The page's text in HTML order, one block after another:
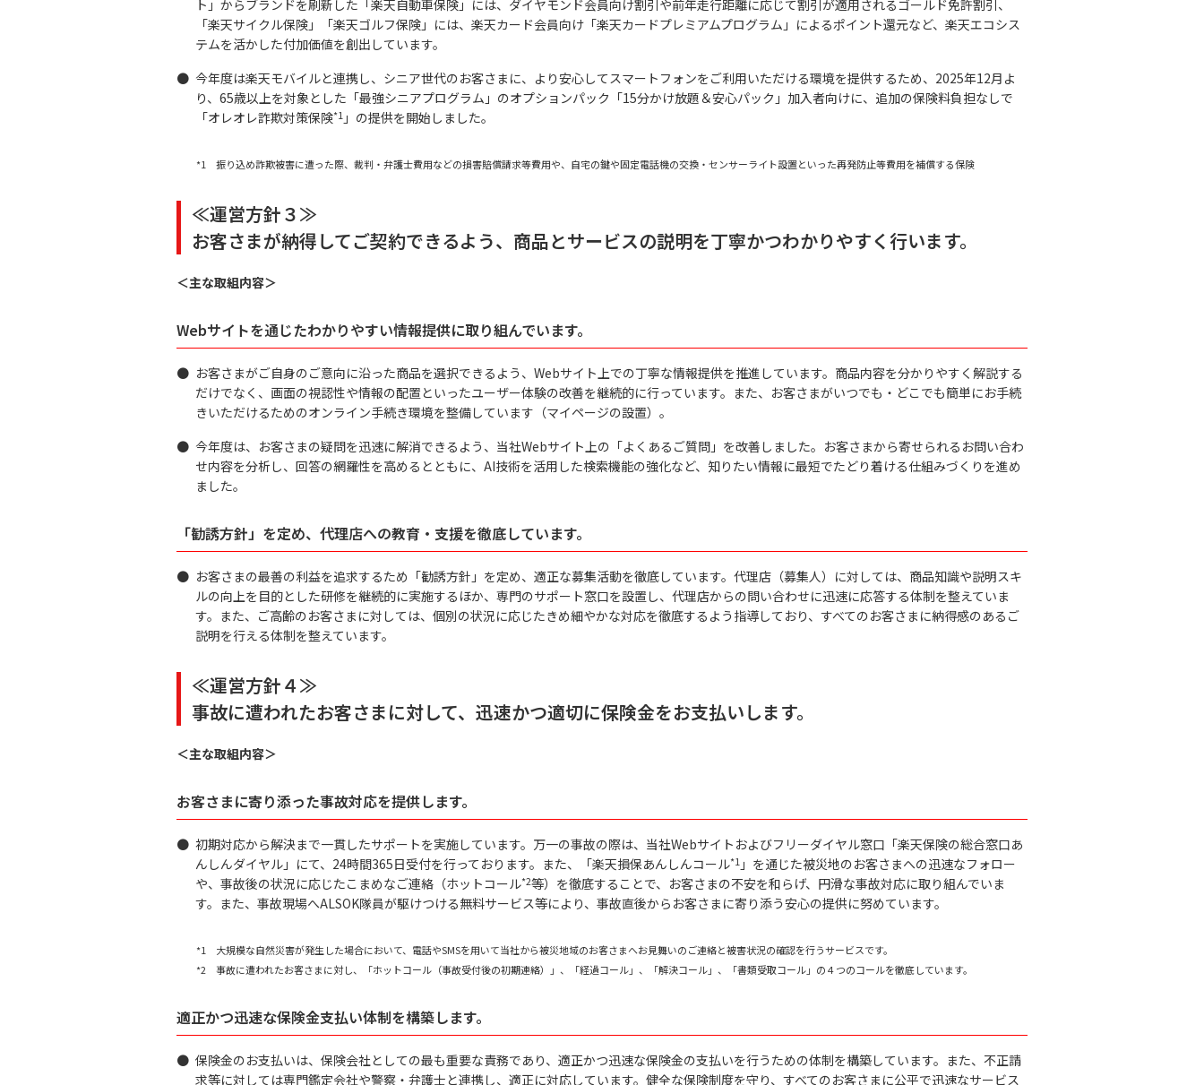
ト」からブランドを刷新した「楽天自動車保険」には、ダイヤモンド会員向け割引や前年走行距離に応じて割引が適用されるゴールド免許割引、
「楽天サイクル保険」「楽天ゴルフ保険」には、楽天カード会員向け「楽天カードプレミアムプログラム」によるポイント還元など、楽天エコシス
テムを活かした付加価値を創出しています。
● 今年度は楽天モバイルと連携し、シニア世代のお客さまに、より安心してスマートフォンをご利用いただける環境を提供するため、2025年12月よ
り、65歳以上を対象とした「最強シニアプログラム」のオプションパック「15分かけ放題＆安心パック」加入者向けに、追加の保険料負担なしで
「オレオレ詐欺対策保険*1 」の提供を開始しました。
*1 振り込め詐欺被害に遭った際、裁判・弁護士費用などの損害賠償請求等費用や、自宅の鍵や固定電話機の交換・センサーライト設置といった再発防止等費用を補償する保険
≪運営方針３≫
お客さまが納得してご契約できるよう、商品とサービスの説明を丁寧かつわかりやすく行います。
＜主な取組内容＞
Webサイトを通じたわかりやすい情報提供に取り組んでいます。
● お客さまがご自身のご意向に沿った商品を選択できるよう、Webサイト上での丁寧な情報提供を推進しています。商品内容を分かりやすく解説する
だけでなく、画面の視認性や情報の配置といったユーザー体験の改善を継続的に行っています。また、お客さまがいつでも・どこでも簡単にお手続
きいただけるためのオンライン手続き環境を整備しています（マイページの設置）。
● 今年度は、お客さまの疑問を迅速に解消できるよう、当社Webサイト上の「よくあるご質問」を改善しました。お客さまから寄せられるお問い合わ
せ内容を分析し、回答の網羅性を高めるとともに、AI技術を活用した検索機能の強化など、知りたい情報に最短でたどり着ける仕組みづくりを進め
ました。
「勧誘方針」を定め、代理店への教育・支援を徹底しています。
● お客さまの最善の利益を追求するため「勧誘方針」を定め、適正な募集活動を徹底しています。代理店（募集人）に対しては、商品知識や説明スキ
ルの向上を目的とした研修を継続的に実施するほか、専門のサポート窓口を設置し、代理店からの問い合わせに迅速に応答する体制を整えていま
す。また、ご高齢のお客さまに対しては、個別の状況に応じたきめ細やかな対応を徹底するよう指導しており、すべてのお客さまに納得感のあるご
説明を行える体制を整えています。
≪運営方針４≫
事故に遭われたお客さまに対して、迅速かつ適切に保険金をお支払いします。
＜主な取組内容＞
お客さまに寄り添った事故対応を提供します。
● 初期対応から解決まで一貫したサポートを実施しています。万一の事故の際は、当社Webサイトおよびフリーダイヤル窓口「楽天保険の総合窓口あ
んしんダイヤル」にて、24時間365日受付を行っております。また、「楽天損保あんしんコール*1 」を通じた被災地のお客さまへの迅速なフォロー
や、事故後の状況に応じたこまめなご連絡（ホットコール*2等）を徹底することで、お客さまの不安を和らげ、円滑な事故対応に取り組んでいま
す。また、事故現場へALSOK隊員が駆けつける無料サービス等により、事故直後からお客さまに寄り添う安心の提供に努めています。
*1 大規模な自然災害が発生した場合において、電話やSMSを用いて当社から被災地域のお客さまへお見舞いのご連絡と被害状況の確認を行うサービスです。
*2 事故に遭われたお客さまに対し、「ホットコール（事故受付後の初期連絡）」、「経過コール」、「解決コール」、「書類受取コール」の４つのコールを徹底しています。
適正かつ迅速な保険金支払い体制を構築します。
● 保険金のお支払いは、保険会社としての最も重要な責務であり、適正かつ迅速な保険金の支払いを行うための体制を構築しています。また、不正請
求等に対しては専門鑑定会社や警察・弁護士と連携し、適正に対応しています。健全な保険制度を守り、すべてのお客さまに公平で迅速なサービス